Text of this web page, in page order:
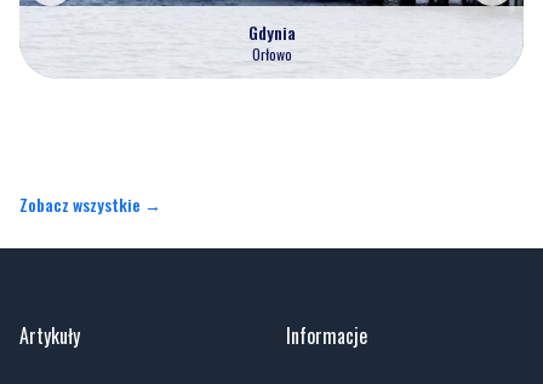
Artykuły
Kronika policyjna
Informacje
Kontakt